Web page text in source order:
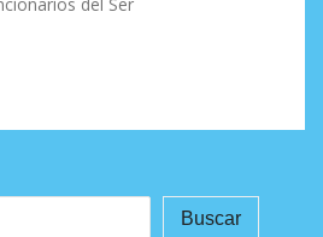
Buscar